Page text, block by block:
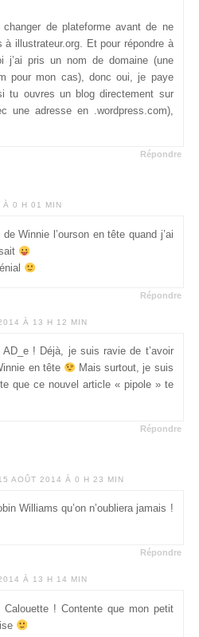
changer de plateforme avant de ne
à illustrateur.org. Et pour répondre à
j’ai pris un nom de domaine (une
pour mon cas), donc oui, je paye
tu ouvres un blog directement sur
une adresse en .wordpress.com),
Répondre
À 0 H 01 MIN
Winnie l’ourson en tête quand j’ai
Répondre
À 13 H 12 MIN
AD_e ! Déjà, je suis ravie de t’avoir
en tête
Mais surtout, je suis
que ce nouvel article « pipole » te
Répondre
AOÛT 2014 À 0 H 23 MIN
Williams qu’on n’oubliera jamais !
Répondre
À 13 H 14 MIN
Calouette ! Contente que mon petit